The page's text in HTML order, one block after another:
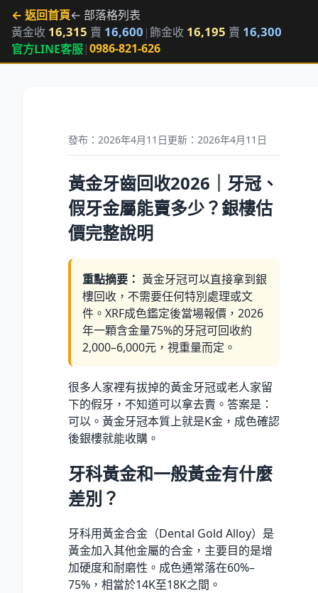
← 返回首頁← 部落格列表
黃金收 16,315 賣 16,600 |飾金收 16,195 賣 16,300
官方LINE客服|0986-821-626
發布：2026年4月11日更新：2026年4月11日
黃金牙齒回收2026｜牙冠、
假牙金屬能賣多少？銀樓估
價完整說明
重點摘要： 黃金牙冠可以直接拿到銀
樓回收，不需要任何特別處理或文
件。XRF成色鑑定後當場報價，2026
年一顆含金量75%的牙冠可回收約
2,000–6,000元，視重量而定。
很多人家裡有拔掉的黃金牙冠或老人家留
下的假牙，不知道可以拿去賣。答案是：
可以。黃金牙冠本質上就是K金，成色確認
後銀樓就能收購。
牙科黃金和一般黃金有什麼
差別？
牙科用黃金合金（Dental Gold Alloy）是
黃金加入其他金屬的合金，主要目的是增
加硬度和耐磨性。成色通常落在60%–
75%，相當於14K至18K之間。